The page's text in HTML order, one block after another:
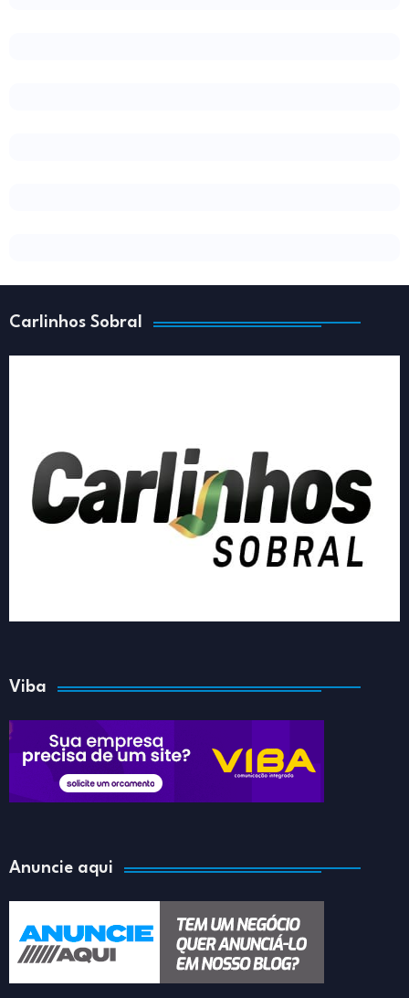
Carlinhos Sobral
Viba
Anuncie aqui